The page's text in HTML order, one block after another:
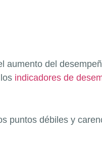
aumento del
indicadores de
puntos débiles y